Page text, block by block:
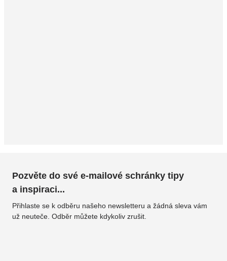
Pozvěte do své e-mailové schránky tipy
a inspiraci...
Přihlaste se k odběru našeho newsletteru a žádná sleva vám
už neuteče. Odběr můžete kdykoliv zrušit.